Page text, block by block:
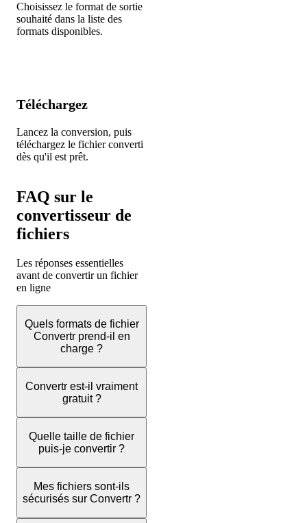
Choisissez le format de sortie
souhaité dans la liste des
formats disponibles.
Téléchargez
Lancez la conversion, puis
téléchargez le fichier converti
dès qu'il est prêt.
FAQ sur le
convertisseur de
fichiers
Les réponses essentielles
avant de convertir un fichier
en ligne
Quels formats de fichier
Convertr prend-il en
charge ?
Convertr est-il vraiment
gratuit ?
Quelle taille de fichier
puis-je convertir ?
Mes fichiers sont-ils
sécurisés sur Convertr ?